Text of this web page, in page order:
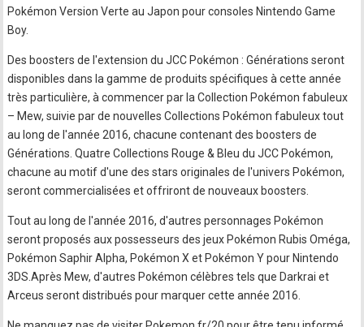
Pokémon Version Verte au Japon pour consoles Nintendo Game
Boy.
Des boosters de l'extension du JCC Pokémon : Générations seront
disponibles dans la gamme de produits spécifiques à cette année
très particulière, à commencer par la Collection Pokémon fabuleux
– Mew, suivie par de nouvelles Collections Pokémon fabuleux tout
au long de l'année 2016, chacune contenant des boosters de
Générations. Quatre Collections Rouge & Bleu du JCC Pokémon,
chacune au motif d'une des stars originales de l'univers Pokémon,
seront commercialisées et offriront de nouveaux boosters.
Tout au long de l'année 2016, d'autres personnages Pokémon
seront proposés aux possesseurs des jeux Pokémon Rubis Oméga,
Pokémon Saphir Alpha, Pokémon X et Pokémon Y pour Nintendo
3DS.Après Mew, d'autres Pokémon célèbres tels que Darkrai et
Arceus seront distribués pour marquer cette année 2016.